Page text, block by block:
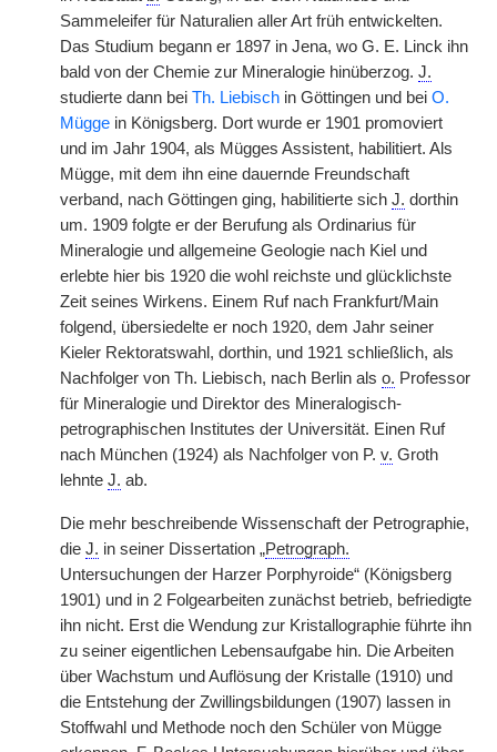
Sammeleifer für Naturalien aller Art früh entwickelten.
Das Studium begann er 1897 in Jena, wo G. E. Linck ihn
bald von der Chemie zur Mineralogie hinüberzog. J.
studierte dann bei Th. Liebisch in Göttingen und bei O.
Mügge in Königsberg. Dort wurde er 1901 promoviert
und im Jahr 1904, als Mügges Assistent, habilitiert. Als
Mügge, mit dem ihn eine dauernde Freundschaft
verband, nach Göttingen ging, habilitierte sich J. dorthin
um. 1909 folgte er der Berufung als Ordinarius für
Mineralogie und allgemeine Geologie nach Kiel und
erlebte hier bis 1920 die wohl reichste und glücklichste
Zeit seines Wirkens. Einem Ruf nach Frankfurt/Main
folgend, übersiedelte er noch 1920, dem Jahr seiner
Kieler Rektoratswahl, dorthin, und 1921 schließlich, als
Nachfolger von Th. Liebisch, nach Berlin als o. Professor
für Mineralogie und Direktor des Mineralogisch-
petrographischen Institutes der Universität. Einen Ruf
nach München (1924) als Nachfolger von P. v. Groth
lehnte J. ab.
Die mehr beschreibende Wissenschaft der Petrographie,
die J. in seiner Dissertation „Petrograph.
Untersuchungen der Harzer Porphyroide“ (Königsberg
1901) und in 2 Folgearbeiten zunächst betrieb, befriedigte
ihn nicht. Erst die Wendung zur Kristallographie führte ihn
zu seiner eigentlichen Lebensaufgabe hin. Die Arbeiten
über Wachstum und Auflösung der Kristalle (1910) und
die Entstehung der Zwillingsbildungen (1907) lassen in
Stoffwahl und Methode noch den Schüler von Mügge